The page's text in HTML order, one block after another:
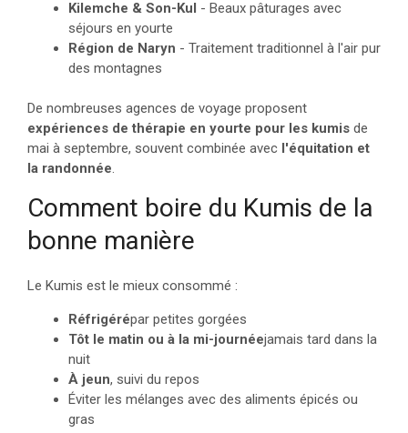
Kilemche & Son-Kul - Beaux pâturages avec
séjours en yourte
Région de Naryn - Traitement traditionnel à l'air pur
des montagnes
De nombreuses agences de voyage proposent
expériences de thérapie en yourte pour les kumis de
mai à septembre, souvent combinée avec l'équitation et
la randonnée.
Comment boire du Kumis de la
bonne manière
Le Kumis est le mieux consommé :
Réfrigérépar petites gorgées
Tôt le matin ou à la mi-journéejamais tard dans la
nuit
À jeun, suivi du repos
Éviter les mélanges avec des aliments épicés ou
gras